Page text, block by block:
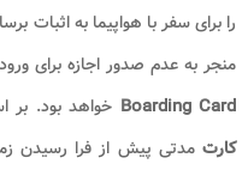
را برای سفر با هواپیما به اثبات
منجر به عدم صدور اجازه برای
Boarding Card خواهد بود.
کارتمدتی پیش از فرا رسیدن